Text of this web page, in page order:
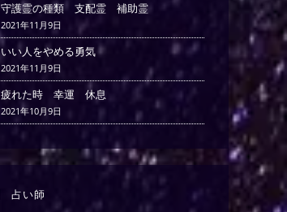
守護霊の種類 支配霊 補助霊
2021年11月9日
いい人をやめる勇気
2021年11月9日
疲れた時 幸運 休息
2021年10月9日
占い師